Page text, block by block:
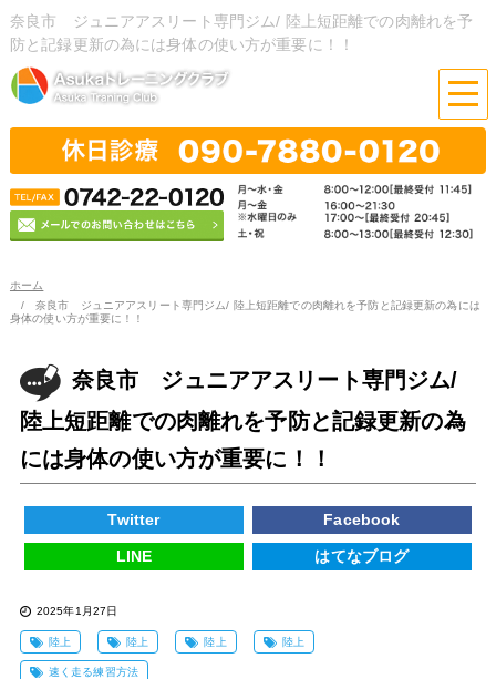
奈良市 ジュニアアスリート専門ジム/ 陸上短距離での肉離れを予
防と記録更新の為には身体の使い方が重要に！！
ホーム
奈良市 ジュニアアスリート専門ジム/ 陸上短距離での肉離れを予防と記録更新の為には
身体の使い方が重要に！！
奈良市 ジュニアアスリート専門ジム/
陸上短距離での肉離れを予防と記録更新の為
には身体の使い方が重要に！！
Twitter Facebook
LINE はてなブログ
2025年1月27日
陸上 陸上 陸上 陸上
速く走る練習方法